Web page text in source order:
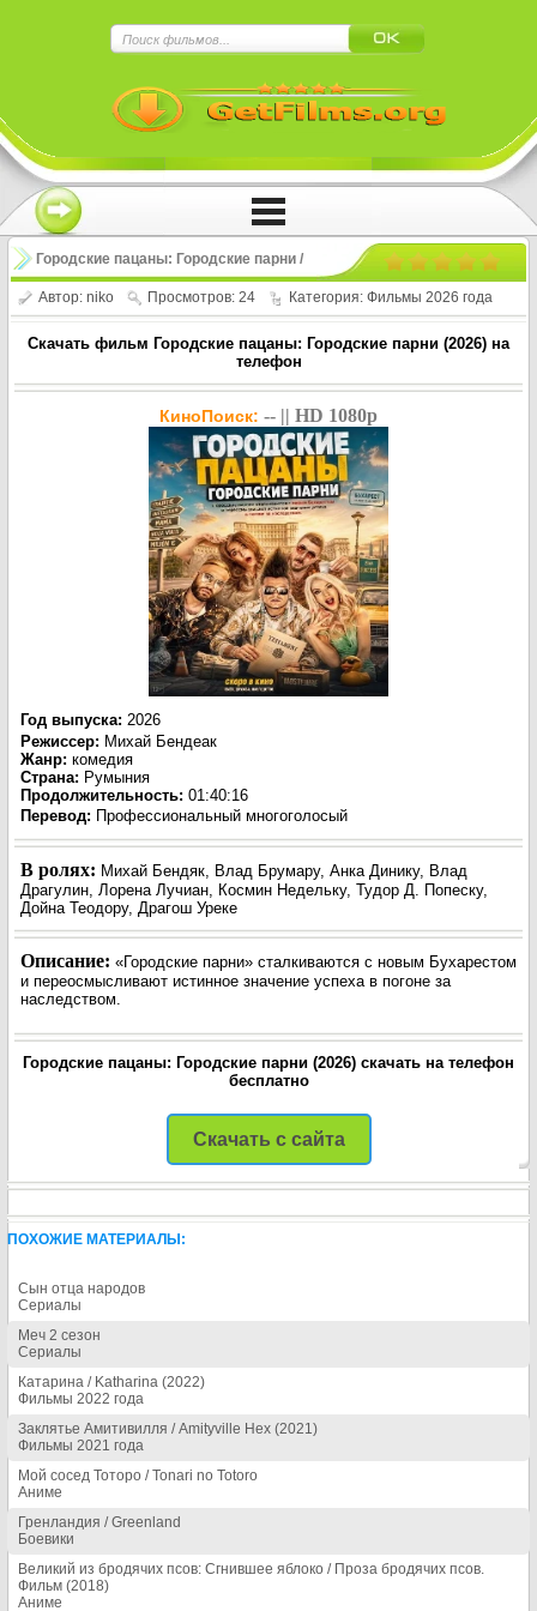
Городские пацаны: Городские парни /
Baieti de oras: Golden Boyz (2026)
Автор: niko Просмотров: 24 Категория: Фильмы 2026 года
Скачать фильм Городские пацаны: Городские парни (2026) на
телефон
КиноПоиск: -- || HD 1080p
Год выпуска: 2026
Режиссер: Михай Бендеак
Жанр: комедия
Страна: Румыния
Продолжительность: 01:40:16
Перевод: Профессиональный многоголосый
В ролях: Михай Бендяк, Влад Брумару, Анка Динику, Влад
Драгулин, Лорена Лучиан, Космин Недельку, Тудор Д. Попеску,
Дойна Теодору, Драгош Уреке
Описание: «Городские парни» сталкиваются с новым Бухарестом
и переосмысливают истинное значение успеха в погоне за
наследством.
Городские пацаны: Городские парни (2026) скачать на телефон
бесплатно
Нажмите на
!!!Если Вы с телефона сперва нажмите на
троеточие в правом верхнем углу!!!
Скачать с сайта
ПОХОЖИЕ МАТЕРИАЛЫ:
Сын отца народов
Сериалы
Меч 2 сезон
Сериалы
Катарина / Katharina (2022)
Фильмы 2022 года
Заклятье Амитивилля / Amityville Hex (2021)
Фильмы 2021 года
Мой сосед Тоторо / Tonari no Totoro
Аниме
Гренландия / Greenland
Боевики
Великий из бродячих псов: Сгнившее яблоко / Проза бродячих псов.
Фильм (2018)
Аниме